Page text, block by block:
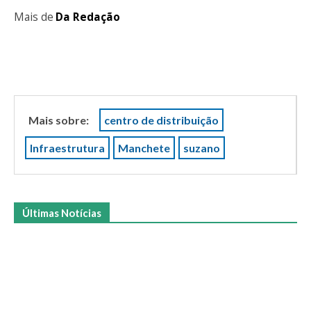
Mais de Da Redação
Mais sobre: centro de distribuição
Infraestrutura Manchete suzano
Últimas Notícias